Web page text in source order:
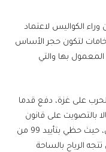
وراء الكواليس لاعتماد
لتكون حجر الأساس
بها والتي
على غزة، دفع قدما
بالتصويت على قانون
منع الاعتراف أحادي الجانب بدولة فلسطين، حيث حظي بتأييد 99 من
الرياح بالساحة